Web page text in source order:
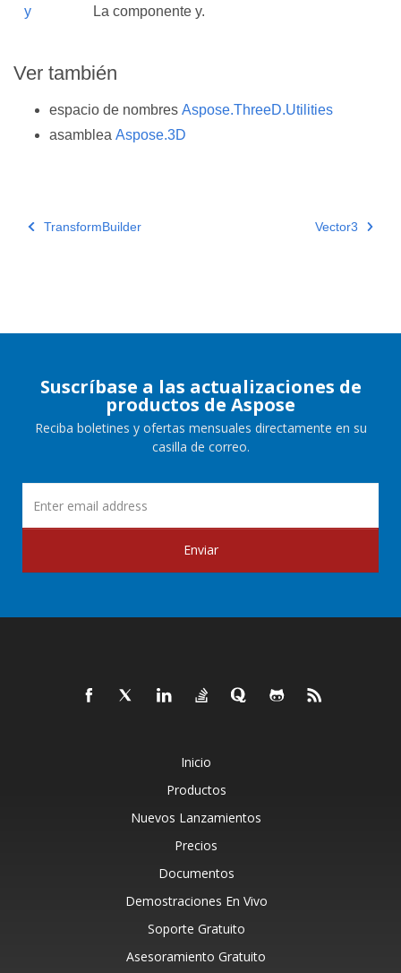
y La componente y.
Ver también
espacio de nombres Aspose.ThreeD.Utilities
asamblea Aspose.3D
TransformBuilder Vector3
Suscríbase a las actualizaciones de
productos de Aspose
Reciba boletines y ofertas mensuales directamente en su
casilla de correo.
Enviar
Inicio
Productos
Nuevos Lanzamientos
Precios
Documentos
Demostraciones En Vivo
Soporte Gratuito
Asesoramiento Gratuito